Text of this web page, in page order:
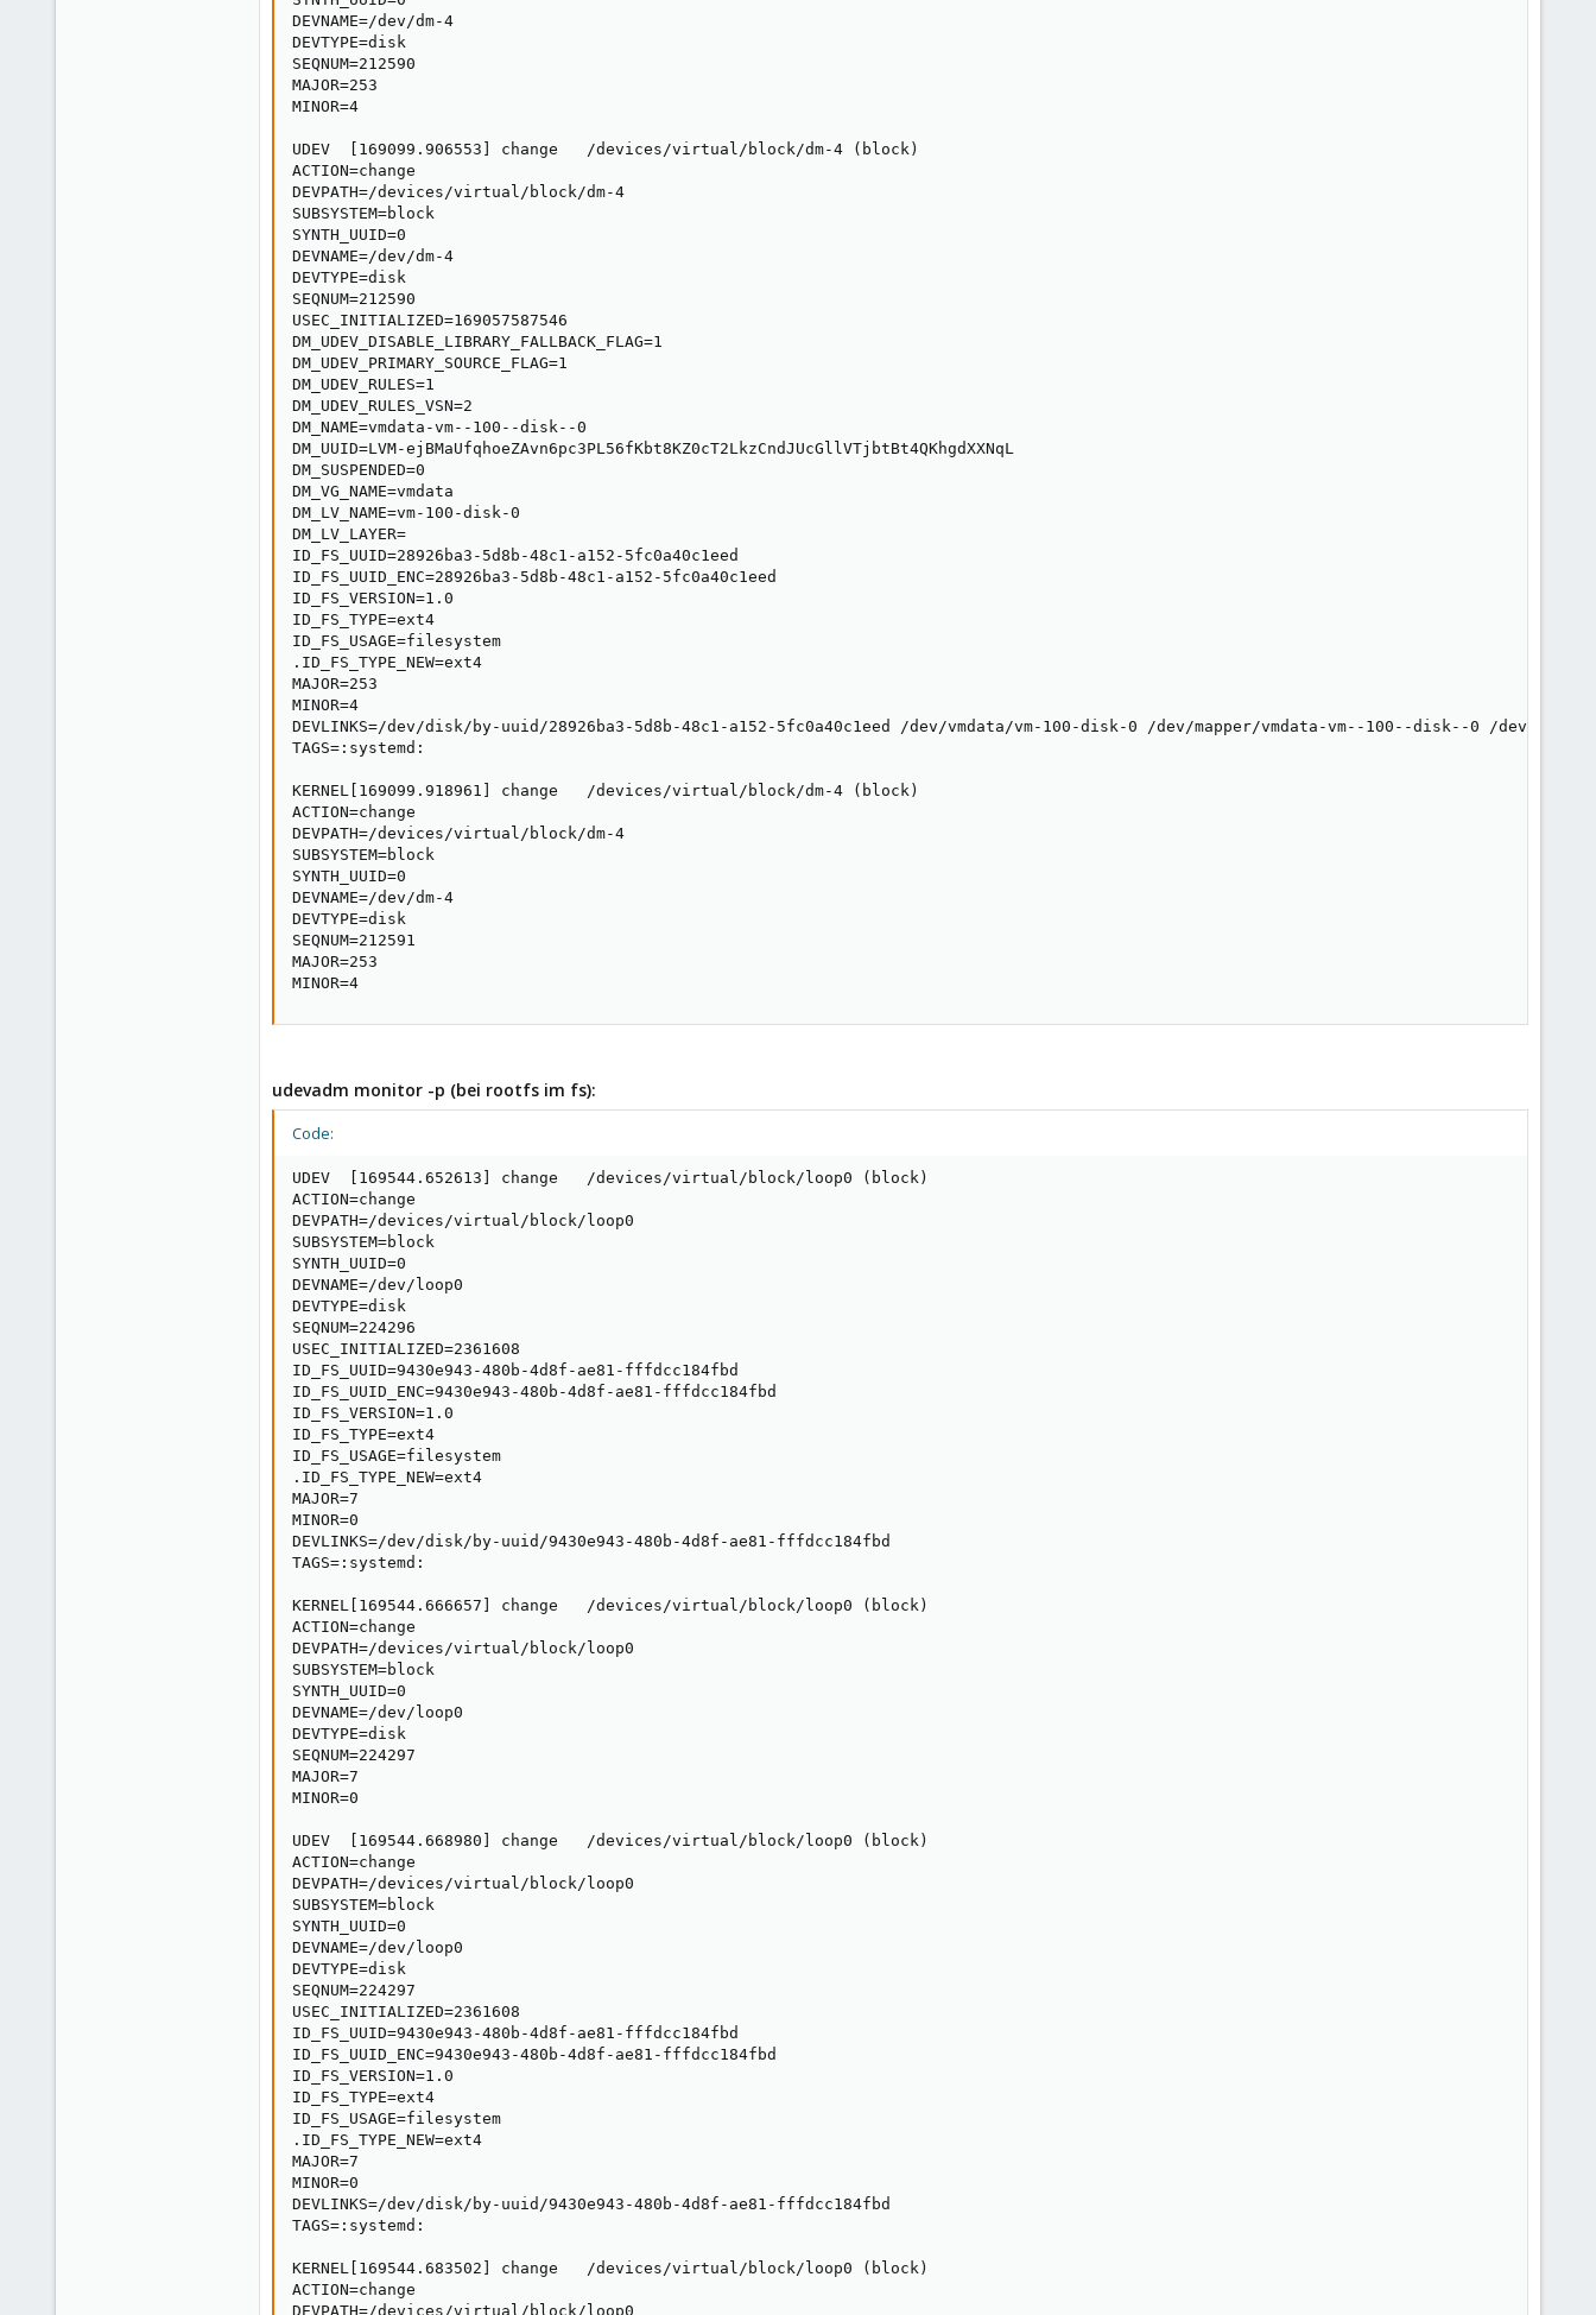
DEVNAME=/dev/dm-4
DEVTYPE=disk
SEQNUM=212590
MAJOR=253
MINOR=4
UDEV  [169099.906553] change   /devices/virtual/block/dm-4 (block)
ACTION=change
DEVPATH=/devices/virtual/block/dm-4
SUBSYSTEM=block
SYNTH_UUID=0
DEVNAME=/dev/dm-4
DEVTYPE=disk
SEQNUM=212590
USEC_INITIALIZED=169057587546
DM_UDEV_DISABLE_LIBRARY_FALLBACK_FLAG=1
DM_UDEV_PRIMARY_SOURCE_FLAG=1
DM_UDEV_RULES=1
DM_UDEV_RULES_VSN=2
DM_NAME=vmdata-vm--100--disk--0
DM_UUID=LVM-ejBMaUfqhoeZAvn6pc3PL56fKbt8KZ0cT2LkzCndJUcGllVTjbtBt4QKhgdXXNqL
DM_SUSPENDED=0
DM_VG_NAME=vmdata
DM_LV_NAME=vm-100-disk-0
DM_LV_LAYER=
ID_FS_UUID=28926ba3-5d8b-48c1-a152-5fc0a40c1eed
ID_FS_UUID_ENC=28926ba3-5d8b-48c1-a152-5fc0a40c1eed
ID_FS_VERSION=1.0
ID_FS_TYPE=ext4
ID_FS_USAGE=filesystem
.ID_FS_TYPE_NEW=ext4
MAJOR=253
MINOR=4
DEVLINKS=/dev/disk/by-uuid/28926ba3-5d8b-48c1-a152-5fc0a40c1eed /dev/vmdata/vm-100-disk-0 /dev/mapper/vmdata-vm--100--disk--0 /dev/disk/
TAGS=:systemd:
KERNEL[169099.918961] change   /devices/virtual/block/dm-4 (block)
ACTION=change
DEVPATH=/devices/virtual/block/dm-4
SUBSYSTEM=block
SYNTH_UUID=0
DEVNAME=/dev/dm-4
DEVTYPE=disk
SEQNUM=212591
MAJOR=253
MINOR=4
udevadm monitor -p (bei rootfs im fs):
Code:
UDEV  [169544.652613] change   /devices/virtual/block/loop0 (block)
ACTION=change
DEVPATH=/devices/virtual/block/loop0
SUBSYSTEM=block
SYNTH_UUID=0
DEVNAME=/dev/loop0
DEVTYPE=disk
SEQNUM=224296
USEC_INITIALIZED=2361608
ID_FS_UUID=9430e943-480b-4d8f-ae81-fffdcc184fbd
ID_FS_UUID_ENC=9430e943-480b-4d8f-ae81-fffdcc184fbd
ID_FS_VERSION=1.0
ID_FS_TYPE=ext4
ID_FS_USAGE=filesystem
.ID_FS_TYPE_NEW=ext4
MAJOR=7
MINOR=0
DEVLINKS=/dev/disk/by-uuid/9430e943-480b-4d8f-ae81-fffdcc184fbd
TAGS=:systemd:
KERNEL[169544.666657] change   /devices/virtual/block/loop0 (block)
ACTION=change
DEVPATH=/devices/virtual/block/loop0
SUBSYSTEM=block
SYNTH_UUID=0
DEVNAME=/dev/loop0
DEVTYPE=disk
SEQNUM=224297
MAJOR=7
MINOR=0
UDEV  [169544.668980] change   /devices/virtual/block/loop0 (block)
ACTION=change
DEVPATH=/devices/virtual/block/loop0
SUBSYSTEM=block
SYNTH_UUID=0
DEVNAME=/dev/loop0
DEVTYPE=disk
SEQNUM=224297
USEC_INITIALIZED=2361608
ID_FS_UUID=9430e943-480b-4d8f-ae81-fffdcc184fbd
ID_FS_UUID_ENC=9430e943-480b-4d8f-ae81-fffdcc184fbd
ID_FS_VERSION=1.0
ID_FS_TYPE=ext4
ID_FS_USAGE=filesystem
.ID_FS_TYPE_NEW=ext4
MAJOR=7
MINOR=0
DEVLINKS=/dev/disk/by-uuid/9430e943-480b-4d8f-ae81-fffdcc184fbd
TAGS=:systemd:
KERNEL[169544.683502] change   /devices/virtual/block/loop0 (block)
ACTION=change
DEVPATH=/devices/virtual/block/loop0